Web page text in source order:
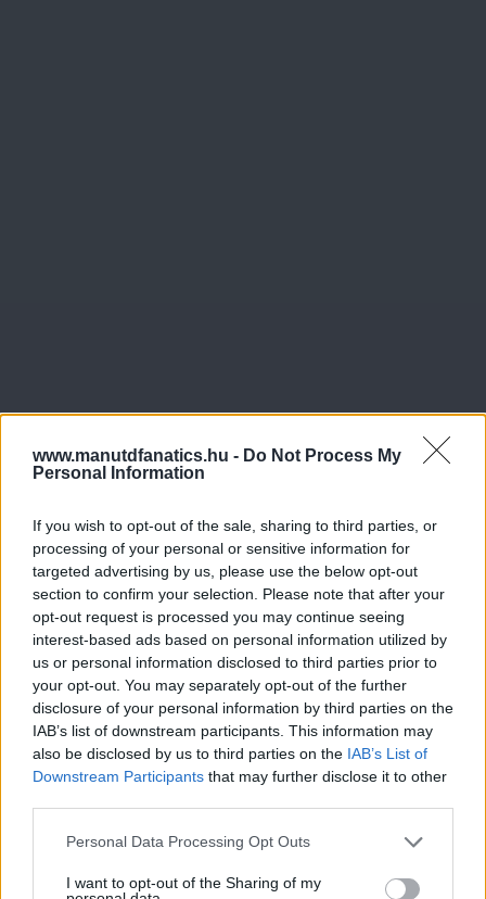
www.manutdfanatics.hu - Do Not Process My
Personal Information
If you wish to opt-out of the sale, sharing to third parties, or
processing of your personal or sensitive information for
targeted advertising by us, please use the below opt-out
section to confirm your selection. Please note that after your
opt-out request is processed you may continue seeing
interest-based ads based on personal information utilized by
us or personal information disclosed to third parties prior to
your opt-out. You may separately opt-out of the further
disclosure of your personal information by third parties on the
IAB’s list of downstream participants. This information may
also be disclosed by us to third parties on the IAB’s List of
Downstream Participants that may further disclose it to other
Please note that this website/app uses one or more Google
not limited to your visit or usage behaviour. You may click to
Personal Data Processing Opt Outs
I want to opt-out of the Sharing of my